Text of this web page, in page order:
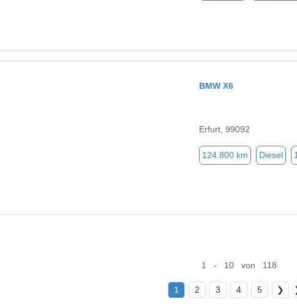
BMW X6
Erfurt, 99092
124.800 km Diesel
1 - 10 von 118
1 2 3 4 5 ❯